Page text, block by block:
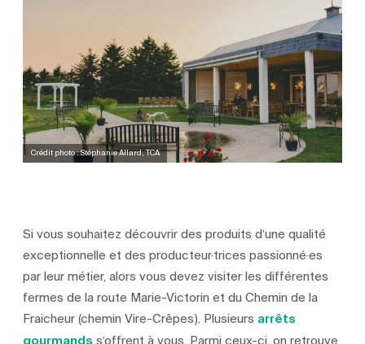
Crédit photo : Stéphanie Allard, TCA
Si vous souhaitez découvrir des produits d’une qualité
exceptionnelle et des producteur·trices passionné·es
par leur métier, alors vous devez visiter les différentes
fermes de la route Marie-Victorin et du Chemin de la
Fraicheur (chemin Vire-Crêpes). Plusieurs arrêts